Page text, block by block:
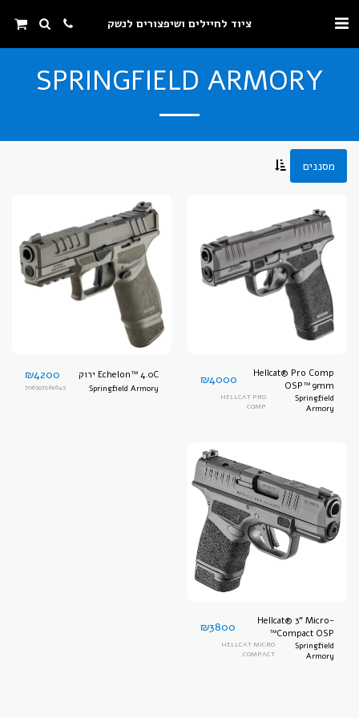
ציוד לחיילים ושיפצורים לנשק
SPRINGFIELD ARMORY
מסננים
Hellcat® Pro Comp
OSP™ 9mm
₪4000
Springfield
Armory
HELLCAT PRO
COMP
Echelon™ 4.0C ירוק ₪4200
Springfield Armory
706397982645
Hellcat® 3" Micro-
Compact OSP™
₪3800
Springfield
Armory
HELLCAT MICRO
COMPACT